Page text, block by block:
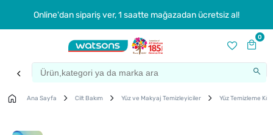
Online'dan sipariş ver, 1 saatte mağazadan ücretsiz al!
0
Ana Sayfa Cilt Bakım Yüz ve Makyaj Temizleyiciler Yüz Temizleme